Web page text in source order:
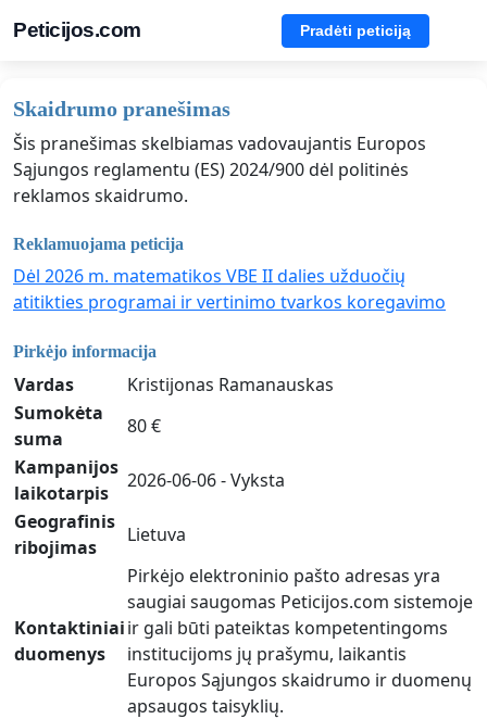
Peticijos.com Pradėti peticiją
Skaidrumo pranešimas
Šis pranešimas skelbiamas vadovaujantis Europos
Sąjungos reglamentu (ES) 2024/900 dėl politinės
reklamos skaidrumo.
Reklamuojama peticija
Dėl 2026 m. matematikos VBE II dalies užduočių
atitikties programai ir vertinimo tvarkos koregavimo
Pirkėjo informacija
Vardas
Kristijonas Ramanauskas
Sumokėta
suma
80 €
Kampanijos
laikotarpis
2026-06-06 - Vyksta
Geografinis
ribojimas
Lietuva
Kontaktiniai
duomenys
Pirkėjo elektroninio pašto adresas yra
saugiai saugomas Peticijos.com sistemoje
ir gali būti pateiktas kompetentingoms
institucijoms jų prašymu, laikantis
Europos Sąjungos skaidrumo ir duomenų
apsaugos taisyklių.